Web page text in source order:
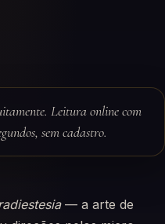
Leitura online com
sem cadastro.
— a arte de